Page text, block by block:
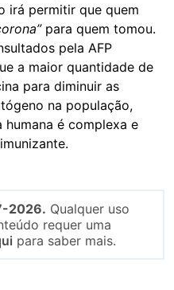
irá permitir que quem
para quem tomou.
pela AFP
a maior quantidade de
para diminuir as
na população,
é complexa e
2026. Qualquer uso
requer uma
para saber mais.